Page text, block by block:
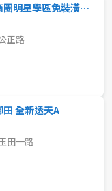
以下
年
宜蘭 Lisa全房位 北成商圈明星學區免裝潢電梯大樓
正路
全新透天A
田一路